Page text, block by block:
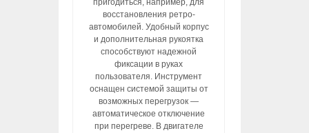
пригодиться, например, для
восстановления ретро-
автомобилей. Удобный корпус
и дополнительная рукоятка
способствуют надежной
фиксации в руках
пользователя. Инструмент
оснащен системой защиты от
возможных перегрузок —
автоматическое отключение
при перегреве. В двигателе